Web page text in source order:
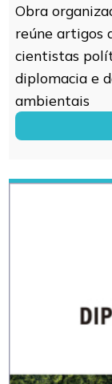
Obra
reúne artigos
cientistas
diplomacia e
ambientais